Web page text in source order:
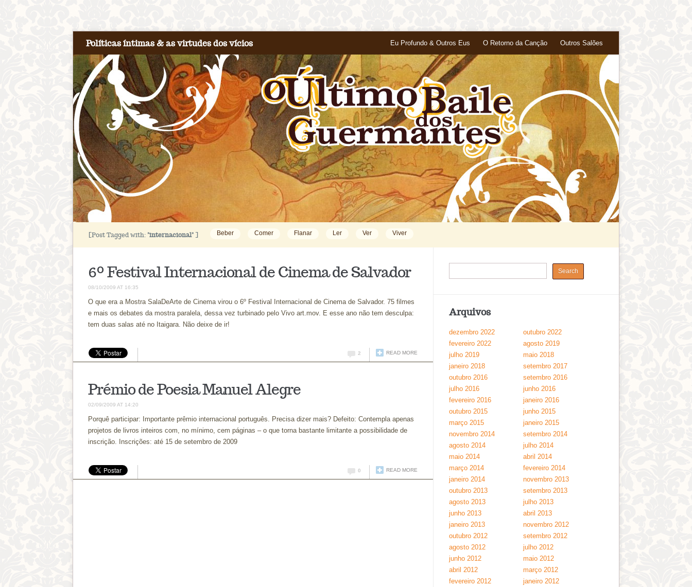
Políticas íntimas & as virtudes dos vícios Eu Profundo & Outros Eus O Retorno da Canção Outros Salões
[Post Tagged with: "internacional" ] Beber Comer Flanar Ler Ver Viver
6º Festival Internacional de Cinema de Salvador
08/10/2009 AT 16:35
O que era a Mostra SalaDeArte de Cinema virou o 6º Festival Internacional de Cinema de Salvador. 75 filmes
e mais os debates da mostra paralela, dessa vez turbinado pelo Vivo art.mov. E esse ano não tem desculpa:
tem duas salas até no Itaigara. Não deixe de ir!
READ MORE
2
Prémio de Poesia Manuel Alegre
02/09/2009 AT 14:20
Porquê participar: Importante prêmio internacional português. Precisa dizer mais? Defeito: Contempla apenas
projetos de livros inteiros com, no mínimo, cem páginas – o que torna bastante limitante a possibilidade de
inscrição. Inscrições: até 15 de setembro de 2009
READ MORE
0
Arquivos
dezembro 2022
outubro 2022
fevereiro 2022
agosto 2019
julho 2019
maio 2018
janeiro 2018
setembro 2017
outubro 2016
setembro 2016
julho 2016
junho 2016
fevereiro 2016
janeiro 2016
outubro 2015
junho 2015
março 2015
janeiro 2015
novembro 2014
setembro 2014
agosto 2014
julho 2014
maio 2014
abril 2014
março 2014
fevereiro 2014
janeiro 2014
novembro 2013
outubro 2013
setembro 2013
agosto 2013
julho 2013
junho 2013
abril 2013
janeiro 2013
novembro 2012
outubro 2012
setembro 2012
agosto 2012
julho 2012
junho 2012
maio 2012
abril 2012
março 2012
fevereiro 2012
janeiro 2012